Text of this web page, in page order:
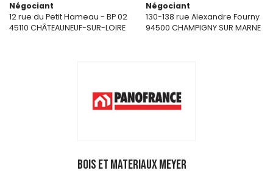
Négociant
12 rue du Petit Hameau - BP 02
45110 CHÂTEAUNEUF-SUR-LOIRE
Négociant
130-138 rue Alexandre Fourny
94500 CHAMPIGNY SUR MARNE
BOIS ET MATERIAUX MEYER